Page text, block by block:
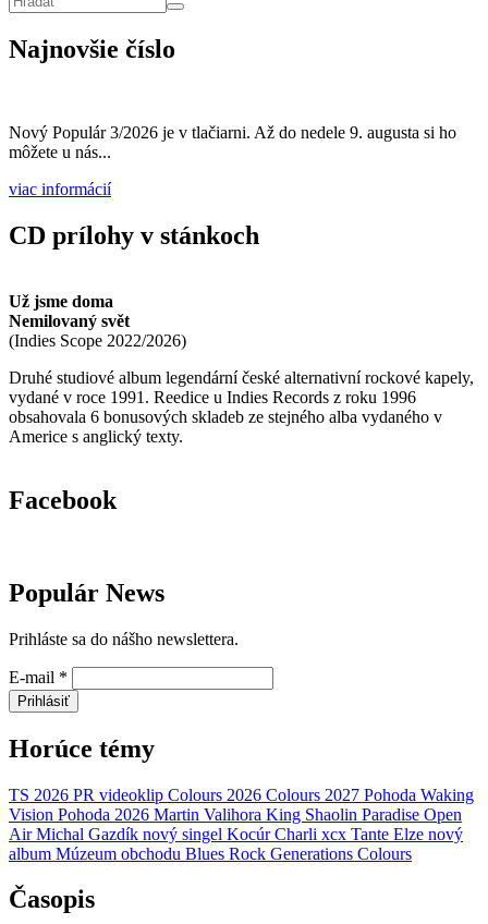
Najnovšie číslo
Nový Populár 3/2026 je v tlačiarni. Až do nedele 9. augusta si ho
môžete u nás...
viac informácií
CD prílohy v stánkoch
Už jsme doma
Nemilovaný svět
(Indies Scope 2022/2026)
Druhé studiové album legendární české alternativní rockové kapely,
vydané v roce 1991. Reedice u Indies Records z roku 1996
obsahovala 6 bonusových skladeb ze stejného alba vydaného v
Americe s anglický texty.
Facebook
Populár News
Prihláste sa do nášho newslettera.
E-mail *
Prihlásiť
Horúce témy
TS 2026 PR videoklip Colours 2026 Colours 2027 Pohoda Waking
Vision Pohoda 2026 Martin Valihora King Shaolin Paradise Open
Air Michal Gazdík nový singel Kocúr Charli xcx Tante Elze nový
album Múzeum obchodu Blues Rock Generations Colours
Časopis